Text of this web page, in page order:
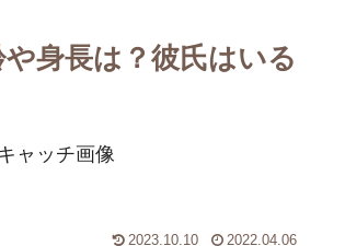
身長は？彼氏はいる
2023.10.10 2022.04.06